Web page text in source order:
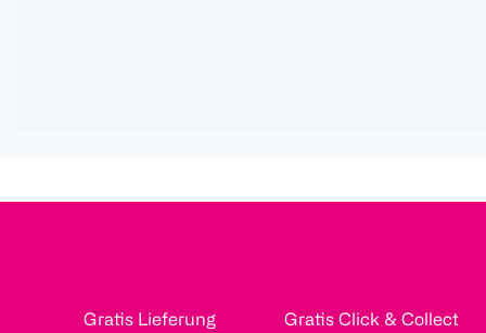
Gratis Lieferung
Gratis Click & Collect